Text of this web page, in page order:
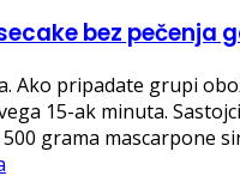
bez pečenja
Ako pripadate grupi
15-ak minuta.
grama mascarpone